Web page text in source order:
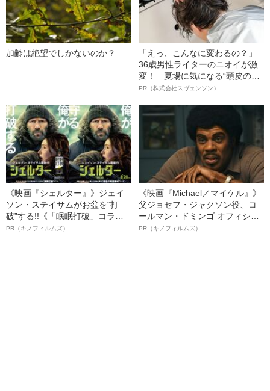
加齢は絶望でしかないのか？
「えっ、こんなに変わるの？」
36歳男性ライターのニオイが激
変！ 夏場に気になる“頭皮のニ
オイ”や“ベタつき”を解消す
ト”が生み出した徹底ケアとは
PR（株式会社スヴェンソン）
《映画『シェルター』》ジェイ
ソン・ステイサムがお盆を“打
破”する!!《「眠眠打破」コラ
ボ》
PR（キノフィルムズ）
《映画『Michael／マイケル』》
父ジョセフ・ジャクソン役、コ
ールマン・ドミンゴ オフィシャ
ルインタビュー“観客を魅了した
PR（キノフィルムズ）